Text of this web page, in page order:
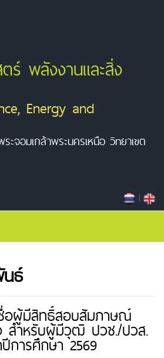
ร์ พลังงานและสิ่ง
Energy and
ะจอมเกล้าพระนครเหนือ วิทยาเขต
|
ธ์
อผู้มีสิทธิ์สอบสัมภาษณ์
สำหรับผู้มีวุฒิ ปวช./ปวส.
การศึกษา 2569